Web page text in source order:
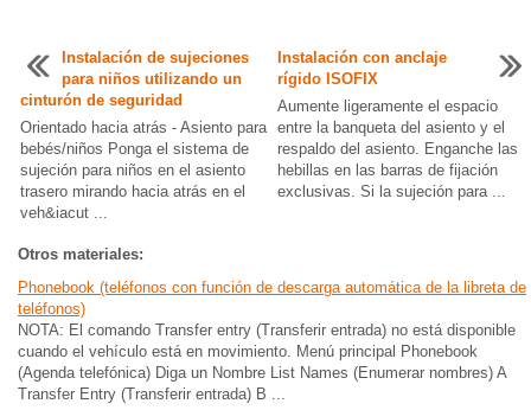
Instalación de sujeciones
para niños utilizando un
cinturón de seguridad
Orientado hacia atrás - Asiento para
bebés/niños Ponga el sistema de
sujeción para niños en el asiento
trasero mirando hacia atrás en el
veh&iacut ...
Instalación con anclaje
rígido ISOFIX
Aumente ligeramente el espacio
entre la banqueta del asiento y el
respaldo del asiento. Enganche las
hebillas en las barras de fijación
exclusivas. Si la sujeción para ...
Otros materiales:
Phonebook (teléfonos con función de descarga automática de la libreta de
teléfonos)
NOTA: El comando Transfer entry (Transferir entrada) no está disponible
cuando el vehículo está en movimiento. Menú principal Phonebook
(Agenda telefónica) Diga un Nombre List Names (Enumerar nombres) A
Transfer Entry (Transferir entrada) B ...